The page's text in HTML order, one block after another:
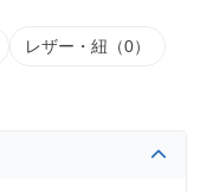
レザー・紐（0）